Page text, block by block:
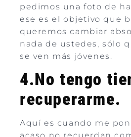
pedimos una foto de
ese es el objetivo que
queremos cambiar
nada de ustedes, sólo
se ven más jóvenes.
4.No tengo
recuperarme.
Aquí es cuando me